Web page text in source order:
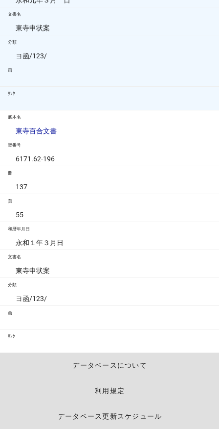
文書名
東寺申状案
分類
ヨ函/123/
画
ﾘﾝｸ
底本名
東寺百合文書
架番号
6171.62-196
冊
137
頁
55
和暦年月日
永和１年３月日
文書名
東寺申状案
分類
ヨ函/123/
画
ﾘﾝｸ
データベースについて
利用規定
データベース更新スケジュール